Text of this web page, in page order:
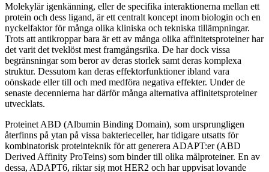
Molekylär igenkänning, eller de specifika interaktionerna mellan ett
protein och dess ligand, är ett centralt koncept inom biologin och en
nyckelfaktor för många olika kliniska och tekniska tillämpningar.
Trots att antikroppar bara är ett av många olika affinitetsproteiner har
det varit det tveklöst mest framgångsrika. De har dock vissa
begränsningar som beror av deras storlek samt deras komplexa
struktur. Dessutom kan deras effektorfunktioner ibland vara
oönskade eller till och med medföra negativa effekter. Under de
senaste decennierna har därför många alternativa affinitetsproteiner
utvecklats.
Proteinet ABD (Albumin Binding Domain), som ursprungligen
återfinns på ytan på vissa bakterieceller, har tidigare utsatts för
kombinatorisk proteinteknik för att generera ADAPT:er (ABD
Derived Affinity ProTeins) som binder till olika målproteiner. En av
dessa, ADAPT6, riktar sig mot HER2 och har uppvisat lovande